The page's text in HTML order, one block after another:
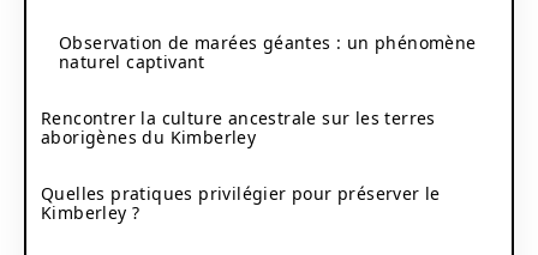
Observation de marées géantes : un phénomène
naturel captivant
Rencontrer la culture ancestrale sur les terres
aborigènes du Kimberley
Quelles pratiques privilégier pour préserver le
Kimberley ?